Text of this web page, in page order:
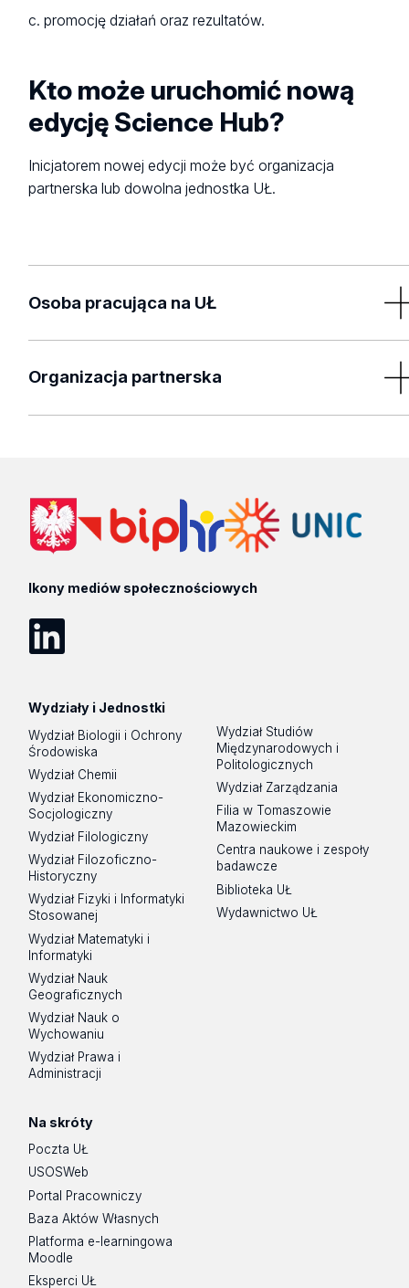
c. promocję działań oraz rezultatów.
Kto może uruchomić nową
edycję Science Hub?
Inicjatorem nowej edycji może być organizacja
partnerska lub dowolna jednostka UŁ.
Osoba pracująca na UŁ
masz pomysł na realizację nowej edycji, prosimy o
zgłoszenia na adres:science.hub@uni.lodz.pl
Organizacja partnerska
rozwiązanie wymaga wsparcia naukowego ze strony
Uniwersytetu Łódzkiego, skontaktuj się z Science Hub
science.hub@uni.lodz.pl
Ikony mediów społecznościowych
Wydziały i Jednostki
Wydział Biologii i Ochrony
Środowiska
Wydział Chemii
Wydział Ekonomiczno-
Socjologiczny
Wydział Filologiczny
Wydział Filozoficzno-
Historyczny
Wydział Fizyki i Informatyki
Stosowanej
Wydział Matematyki i
Informatyki
Wydział Nauk
Geograficznych
Wydział Nauk o
Wychowaniu
Wydział Prawa i
Administracji
Wydział Studiów
Międzynarodowych i
Politologicznych
Wydział Zarządzania
Filia w Tomaszowie
Mazowieckim
Centra naukowe i zespoły
badawcze
Biblioteka UŁ
Wydawnictwo UŁ
Na skróty
Poczta UŁ
USOSWeb
Portal Pracowniczy
Baza Aktów Własnych
Platforma e-learningowa
Moodle
Eksperci UŁ